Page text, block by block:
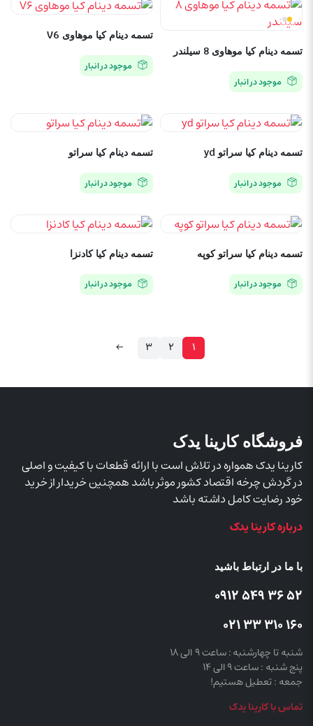
تسمه دینام کیا موهاوی 8 سیلندر
موجود در انبار
تسمه دینام کیا موهاوی V6
موجود در انبار
تسمه دینام کیا سراتو yd
موجود در انبار
تسمه دینام کیا سراتو
موجود در انبار
تسمه دینام کیا سراتو کوپه
موجود در انبار
تسمه دینام کیا کادنزا
موجود در انبار
1
2
3
←
فروشگاه کارینا یدک
کارینا یدک همواره در تلاش است با ارائه قطعات با کیفیت و اصلی
در گردش چرخه اقتصاد کشور موثر باشد همچنین خریدار از خرید
خود رضایت کامل داشته باشد
درباره کارینا یدک
با ما در ارتباط باشید
52 36 549 0912
160 310 33 021
شنبه تا چهارشنبه : ساعت 9 الی 18
پنج شنبه : ساعت 9 الی 14
جمعه : تعطیل هستیم!
تماس با کارینا یدک